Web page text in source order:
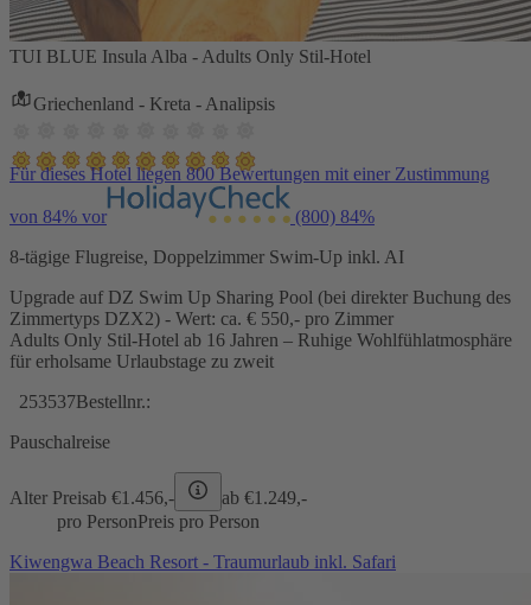
TUI BLUE Insula Alba - Adults Only Stil-Hotel
Griechenland - Kreta - Analipsis
Für dieses Hotel liegen 800 Bewertungen mit einer Zustimmung
von 84% vor (800) 84%
8-tägige Flugreise, Doppelzimmer Swim-Up inkl. AI
Upgrade auf DZ Swim Up Sharing Pool (bei direkter Buchung des
Zimmertyps DZX2) - Wert: ca. € 550,- pro Zimmer
Adults Only Stil-Hotel ab 16 Jahren – Ruhige Wohlfühlatmosphäre
für erholsame Urlaubstage zu zweit
253537Bestellnr.:
Pauschalreise
Alter Preisab €1.456,- ab €1.249,-
pro PersonPreis pro Person
Kiwengwa Beach Resort - Traumurlaub inkl. Safari